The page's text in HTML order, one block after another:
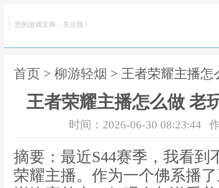
您的游戏宝典，关注我！
首页 > 柳游轻烟 > 王者荣耀主播
王者荣耀主播怎么做 老
时间：2026-06-30 08:23:44
摘要：最近S44赛季，我看
荣耀主播。作为一个佛系播